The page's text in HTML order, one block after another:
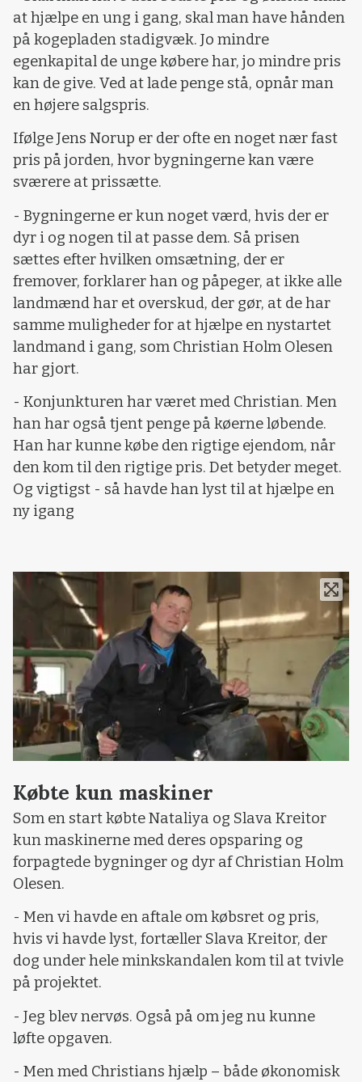
at hjælpe en ung i gang, skal man have hånden
på kogepladen stadigvæk. Jo mindre
egenkapital de unge købere har, jo mindre pris
kan de give. Ved at lade penge stå, opnår man
en højere salgspris.
Ifølge Jens Norup er der ofte en noget nær fast
pris på jorden, hvor bygningerne kan være
sværere at prissætte.
- Bygningerne er kun noget værd, hvis der er
dyr i og nogen til at passe dem. Så prisen
sættes efter hvilken omsætning, der er
fremover, forklarer han og påpeger, at ikke alle
landmænd har et overskud, der gør, at de har
samme muligheder for at hjælpe en nystartet
landmand i gang, som Christian Holm Olesen
har gjort.
- Konjunkturen har været med Christian. Men
han har også tjent penge på køerne løbende.
Han har kunne købe den rigtige ejendom, når
den kom til den rigtige pris. Det betyder meget.
Og vigtigst - så havde han lyst til at hjælpe en
ny igang
Købte kun maskiner
Som en start købte Nataliya og Slava Kreitor
kun maskinerne med deres opsparing og
forpagtede bygninger og dyr af Christian Holm
Olesen.
- Men vi havde en aftale om købsret og pris,
hvis vi havde lyst, fortæller Slava Kreitor, der
dog under hele minkskandalen kom til at tvivle
på projektet.
- Jeg blev nervøs. Også på om jeg nu kunne
løfte opgaven.
- Men med Christians hjælp – både økonomisk